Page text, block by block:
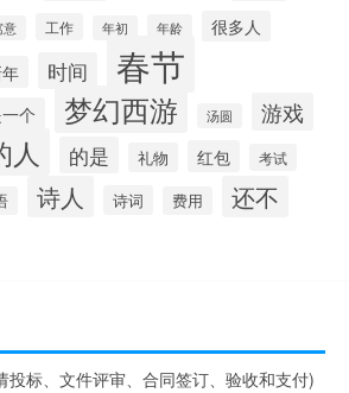
意 工作 年初 年龄 很多人
时间 春节
个 梦幻西游 汤圆 游戏
人 的是 礼物 红包 考试
诗人 诗词 费用 还不
投标、文件评审、合同签订、验收和支付)